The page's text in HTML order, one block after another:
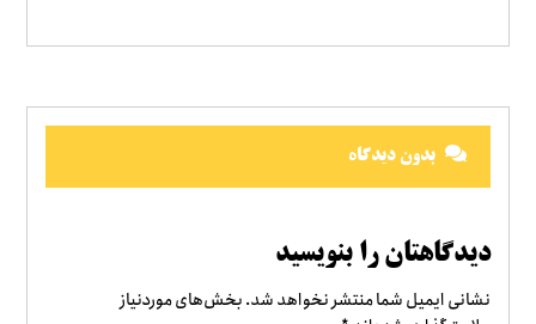
بدون دیدگاه
دیدگاهتان را بنویسید
نشانی ایمیل شما منتشر نخواهد شد.بخش‌های موردنیاز